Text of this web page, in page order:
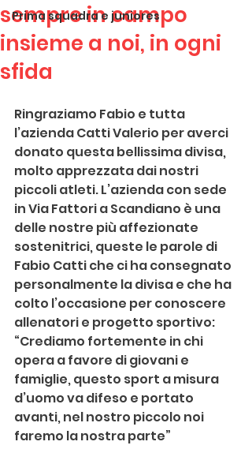
Prima squadra e juniores
sempre in campo
insieme a noi, in ogni
sfida
Ringraziamo Fabio e tutta
l’azienda Catti Valerio per averci
donato questa bellissima divisa,
molto apprezzata dai nostri
piccoli atleti. L’azienda con sede
in Via Fattori a Scandiano è una
delle nostre più affezionate
sostenitrici, queste le parole di
Fabio Catti che ci ha consegnato
personalmente la divisa e che ha
colto l’occasione per conoscere
allenatori e progetto sportivo:
“Crediamo fortemente in chi
opera a favore di giovani e
famiglie, questo sport a misura
d’uomo va difeso e portato
avanti, nel nostro piccolo noi
faremo la nostra parte”